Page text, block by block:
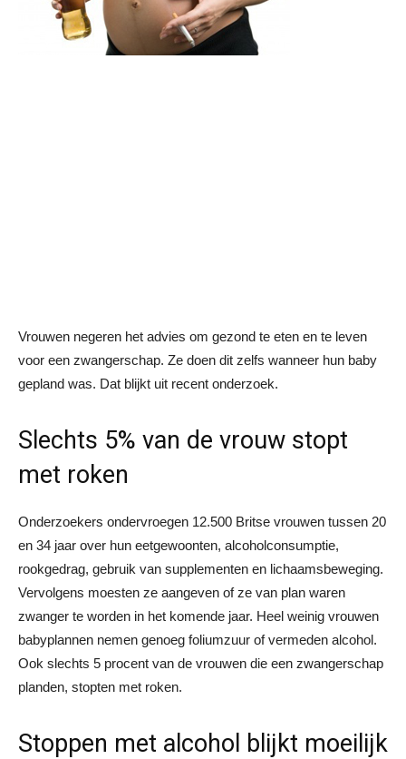
Vrouwen negeren het advies om gezond te eten en te leven
voor een zwangerschap. Ze doen dit zelfs wanneer hun baby
gepland was. Dat blijkt uit recent onderzoek.
Slechts 5% van de vrouw stopt
met roken
Onderzoekers ondervroegen 12.500 Britse vrouwen tussen 20
en 34 jaar over hun eetgewoonten, alcoholconsumptie,
rookgedrag, gebruik van supplementen en lichaamsbeweging.
Vervolgens moesten ze aangeven of ze van plan waren
zwanger te worden in het komende jaar. Heel weinig vrouwen
babyplannen nemen genoeg foliumzuur of vermeden alcohol.
Ook slechts 5 procent van de vrouwen die een zwangerschap
planden, stopten met roken.
Stoppen met alcohol blijkt moeilijk